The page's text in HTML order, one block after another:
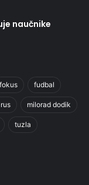
naučnike
fokus fudbal
milorad dodik
tuzla